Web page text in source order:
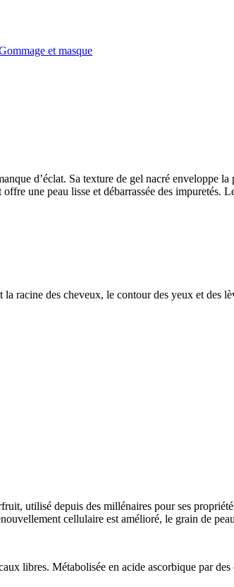
et masque
d’éclat. Sa texture de gel nacré enveloppe
une peau lisse et débarrassée des impuretés.
racine des cheveux, le contour des yeux et des
utilisé depuis des millénaires pour ses
cellulaire est amélioré, le grain de
libres. Métabolisée en acide ascorbique par